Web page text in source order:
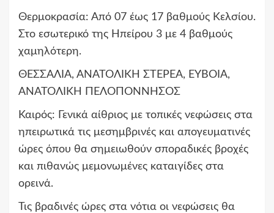
Θερμοκρασία: Από 07 έως 17 βαθμούς Κελσίου.
Στο εσωτερικό της Ηπείρου 3 με 4 βαθμούς
χαμηλότερη.
ΘΕΣΣΑΛΙΑ, ΑΝΑΤΟΛΙΚΗ ΣΤΕΡΕΑ, ΕΥΒΟΙΑ,
ΑΝΑΤΟΛΙΚΗ ΠΕΛΟΠΟΝΝΗΣΟΣ
Καιρός: Γενικά αίθριος με τοπικές νεφώσεις στα
ηπειρωτικά τις μεσημβρινές και απογευματινές
ώρες όπου θα σημειωθούν σποραδικές βροχές
και πιθανώς μεμονωμένες καταιγίδες στα
ορεινά.
Τις βραδινές ώρες στα νότια οι νεφώσεις θα